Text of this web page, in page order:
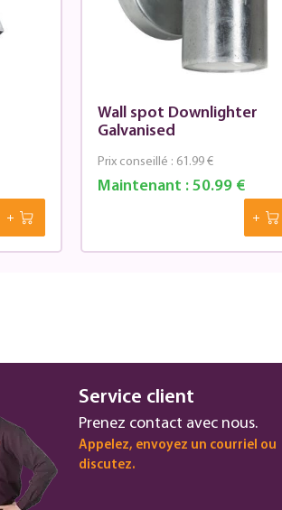
Wall spot Downlighter
Galvanised
Maintenant : 50.99 €
Prix conseillé : 61.99 €
Service client
Prenez contact avec nous.
Appelez, envoyez un courriel ou
discutez.